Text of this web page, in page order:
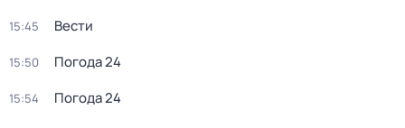
15:45 Вести
15:50 Погода 24
15:54 Погода 24